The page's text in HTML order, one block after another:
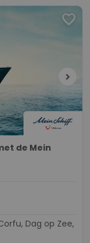
favorite
chevron_right
de Mein